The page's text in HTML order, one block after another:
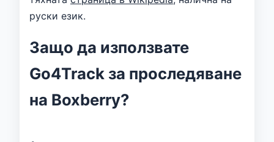
руски език.
Защо да използвате
Go4Track за проследяване
на Boxberry?